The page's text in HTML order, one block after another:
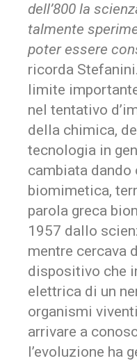
dell’800 la
talmente
poter essere
ricorda
limite
nel tentativo
della chimica,
tecnologia in
cambiata dando
biomimetica,
parola greca
1957 dallo
mentre cercava
dispositivo che
elettrica di un
organismi
arrivare a
l’evoluzione ha